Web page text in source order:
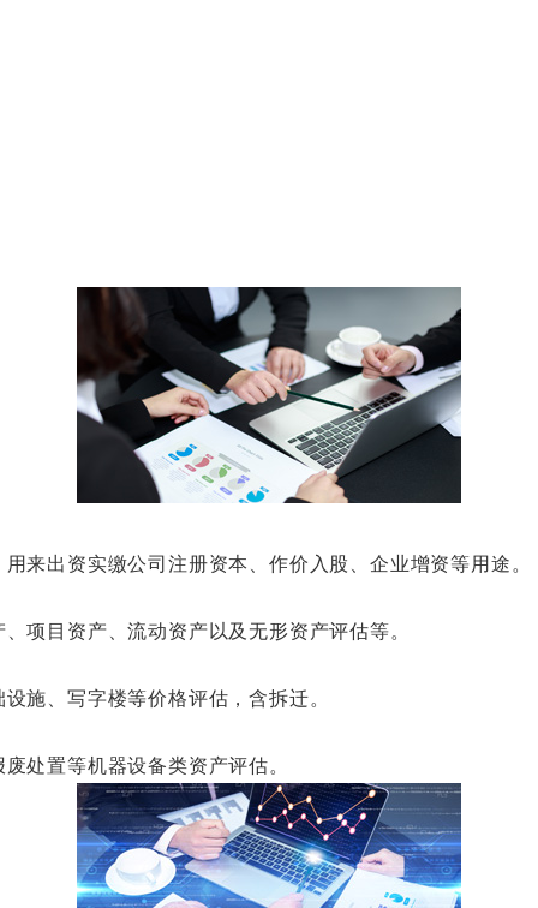
出资实缴公司注册资本、作价入股、企业增资等用途。
目资产、流动资产以及无形资产评估等。
、写字楼等价格评估，含拆迁。
置等机器设备类资产评估。